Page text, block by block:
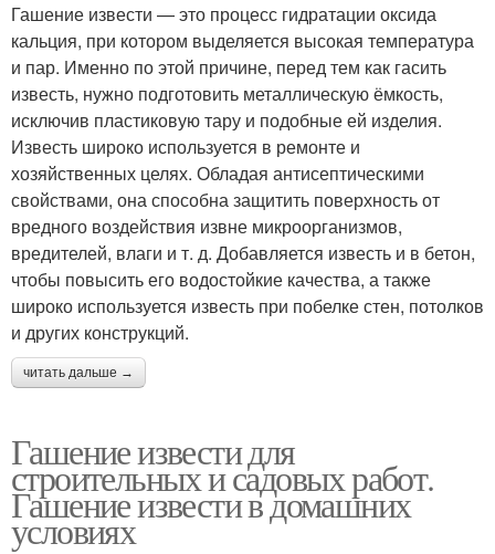
Гашение извести — это процесс гидратации оксида
кальция, при котором выделяется высокая температура
и пар. Именно по этой причине, перед тем как гасить
известь, нужно подготовить металлическую ёмкость,
исключив пластиковую тару и подобные ей изделия.
Известь широко используется в ремонте и
хозяйственных целях. Обладая антисептическими
свойствами, она способна защитить поверхность от
вредного воздействия извне микроорганизмов,
вредителей, влаги и т. д. Добавляется известь и в бетон,
чтобы повысить его водостойкие качества, а также
широко используется известь при побелке стен, потолков
и других конструкций.
читать дальше →
Гашение извести для
строительных и садовых работ.
Гашение извести в домашних
условиях